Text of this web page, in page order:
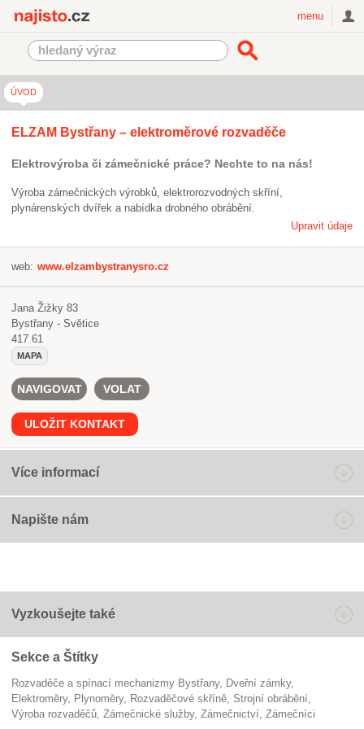
menu
ÚVOD
ELZAM Bystřany – elektroměrové rozvaděče
Elektrovýroba či zámečnické práce? Nechte to na nás!
Výroba zámečnických výrobků, elektrorozvodných skříní,
plynárenských dvířek a nabídka drobného obrábění.
Upravit údaje
web: www.elzambystranysro.cz
Jana Žižky 83
Bystřany - Světice
417 61
MAPA
NAVIGOVAT VOLAT
ULOŽIT KONTAKT
Více informací
Napište nám
Vyzkoušejte také
Sekce a Štítky
Rozvaděče a spínací mechanizmy Bystřany
dveřní zámky
elektroměry
plynoměry rozvaděčové skříně
strojní obrábění
výroba rozvaděčů
zámečnické služby Zámečnictví zámečníci